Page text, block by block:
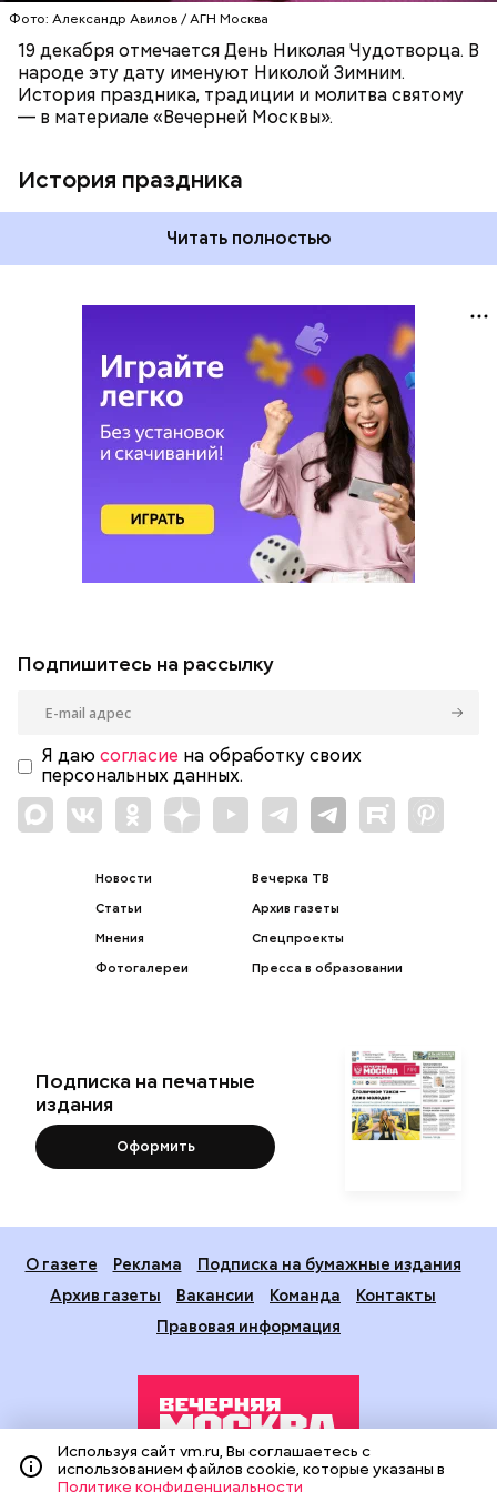
Фото: Александр Авилов / АГН Москва
19 декабря отмечается День Николая Чудотворца. В
народе эту дату именуют Николой Зимним.
История праздника, традиции и молитва святому
— в материале «Вечерней Москвы».
История праздника
Читать полностью
Подпишитесь на рассылку
Я даю согласие на обработку своих
персональных данных.
Новости
Статьи
Мнения
Фотогалереи
Вечерка ТВ
Архив газеты
Спецпроекты
Пресса в образовании
Подписка на печатные
издания
Оформить
О газете Реклама
Подписка на бумажные издания
Архив газеты
Вакансии Команда
Контакты
Правовая информация
Используя сайт vm.ru, Вы соглашаетесь с
использованием файлов cookie, которые указаны в
Политике конфиденциальности